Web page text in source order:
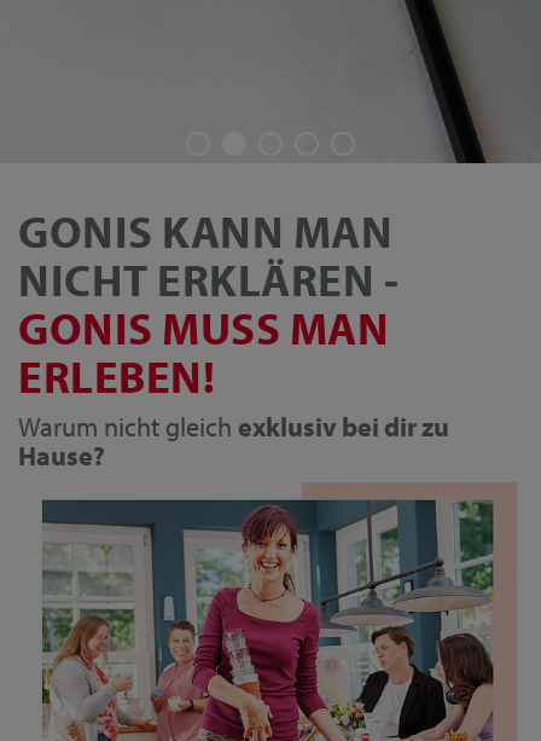
GONIS KANN MAN
NICHT ERKLÄREN -
GONIS MUSS MAN
ERLEBEN!
Warum nicht gleich exklusiv bei dir zu
Hause?